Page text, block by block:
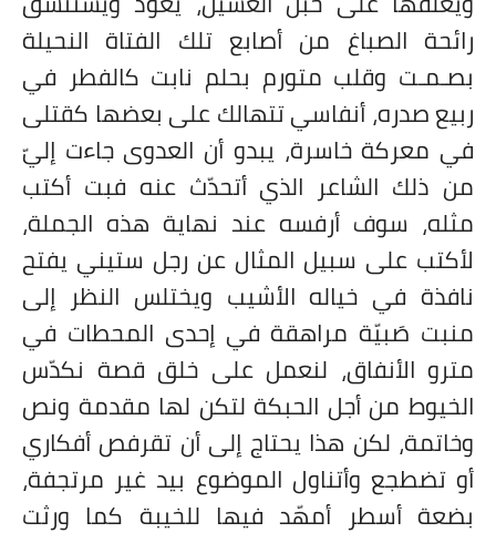
رائحة الصباغ من أصابع تلك الفتاة النحيلة
بصـمـت وقلب متورم بحلم نابت كالفطر في
ربيع صدره، أنفاسي تتهالك على بعضها كقتلى
في معركة خاسرة، يبدو أن العدوى جاءت إليّ
من ذلك الشاعر الذي أتحدّث عنه فبت أكتب
مثله، سوف أرفسه عند نهاية هذه الجملة،
لأكتب على سبيل المثال عن رجل ستيني يفتح
نافذة في خياله الأشيب ويختلس النظر إلى
منبت صَبيّة مراهقة في إحدى المحطات في
مترو الأنفاق، لنعمل على خلق قصة نكدّس
الخيوط من أجل الحبكة لتكن لها مقدمة ونص
وخاتمة، لكن هذا يحتاج إلى أن تقرفص أفكاري
أو تضطجع وأتناول الموضوع بيد غير مرتجفة،
بضعة أسطر أمهّد فيها للخيبة كما ورثت